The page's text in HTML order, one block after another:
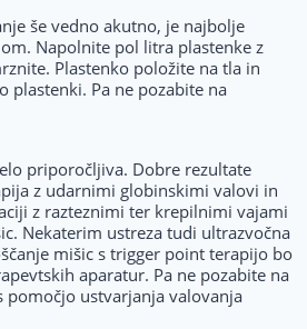
še vedno akutno, je najbolje
Napolnite pol litra plastenke z
Plastenko položite na tla in
plastenki. Pa ne pozabite na
priporočljiva. Dobre rezultate
z udarnimi globinskimi valovi in
z razteznimi ter krepilnimi vajami
Nekaterim ustreza tudi ultrazvočna
mišic s trigger point terapijo bo
aparatur. Pa ne pozabite na
pomočjo ustvarjanja valovanja